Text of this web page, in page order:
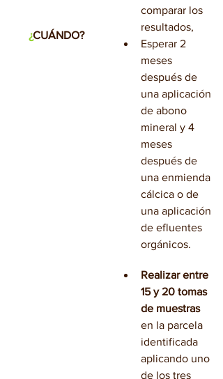
¿CUÁNDO?
comparar los
resultados,
Esperar 2
meses
después de
una aplicación
de abono
mineral y 4
meses
después de
una enmienda
cálcica o de
una aplicación
de efluentes
orgánicos.
Realizar entre
15 y 20 tomas
de muestras
en la parcela
identificada
aplicando uno
de los tres